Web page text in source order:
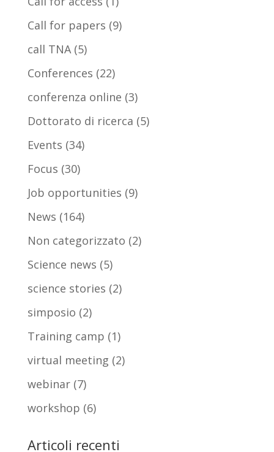
Call for papers (9)
call TNA(5)
Conferences (22)
conferenza online (3)
Dottorato di ricerca (5)
Events (34)
Focus (30)
Job opportunities (9)
News (164)
Non categorizzato (2)
Science news (5)
science stories (2)
simposio (2)
Training camp (1)
virtual meeting (2)
webinar(7)
workshop (6)
Articoli recenti